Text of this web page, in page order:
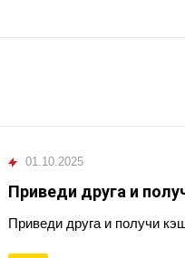
01.10.2025
Приведи друга и
Приведи друга и получи